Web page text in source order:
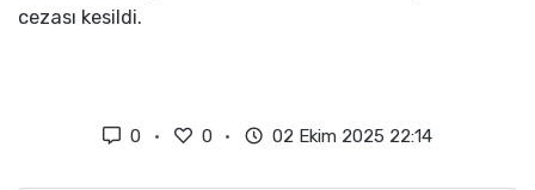
cezası kesildi.
0 0 02 Ekim 2025 22:14